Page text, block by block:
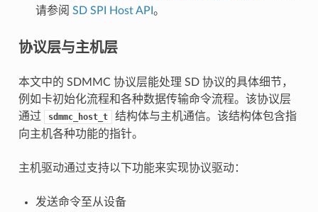
请参阅 SD SPI Host API 。
协议层与主机层
本文中的 SDMMC 协议层能处理 SD 协议的具体细节，
例如卡初始化流程和各种数据传输命令流程。该协议层
通过
sdmmc_host_t
结构体与主机通信。该结构体包含指
向主机各种功能的指针。
主机驱动通过支持以下功能来实现协议驱动：
发送命令至从设备